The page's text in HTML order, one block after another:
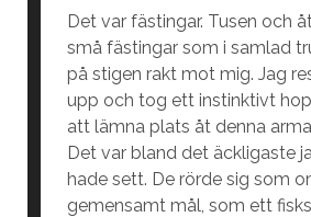
Det var fästingar. Tusen och
små fästingar som i samlad
på stigen rakt mot mig. Jag
upp och tog ett instinktivt
att lämna plats åt denna
Det var bland det äckligaste
hade sett. De rörde sig som
gemensamt mål, som ett